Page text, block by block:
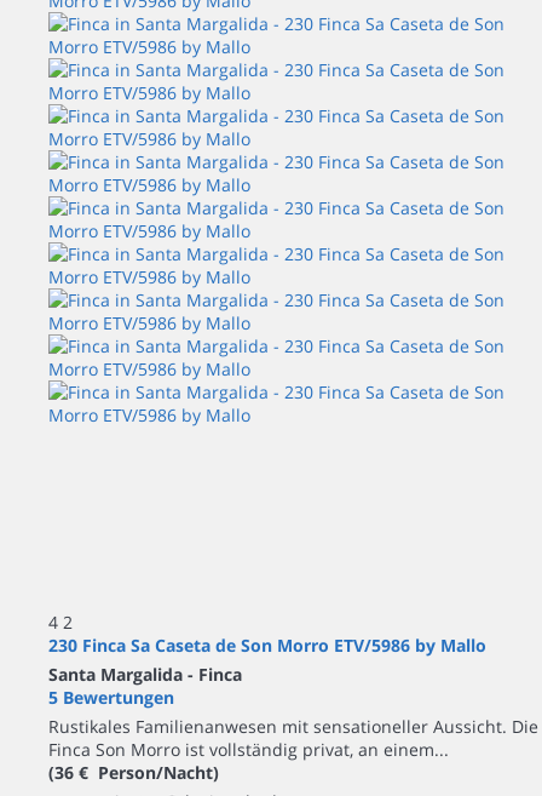
4 2
230 Finca Sa Caseta de Son Morro ETV/5986 by Mallo
Santa Margalida - Finca
5 Bewertungen
Rustikales Familienanwesen mit sensationeller Aussicht. Die
Finca Son Morro ist vollständig privat, an einem...
(36 € Person/Nacht)